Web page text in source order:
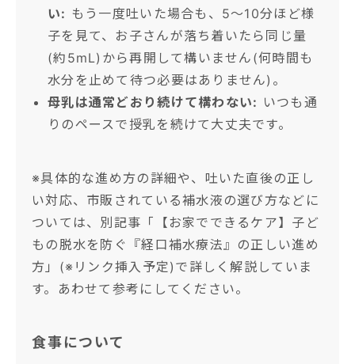
い: もう一度吐いた場合も、5〜10分ほど様
子を見て、お子さんが落ち着いたら同じ量
(約5mL)から再開して構いません(何時間も
水分を止めて待つ必要はありません)。
母乳は通常どおり続けて構わない: いつも通
りのペースで授乳を続けて大丈夫です。
※具体的な進め方の詳細や、吐いた直後の正し
い対応、市販されている補水液の選び方などに
ついては、別記事「【お家でできるケア】子ど
もの脱水を防ぐ『経口補水療法』の正しい進め
方」(※リンク挿入予定)で詳しく解説していま
す。あわせて参考にしてください。
食事について